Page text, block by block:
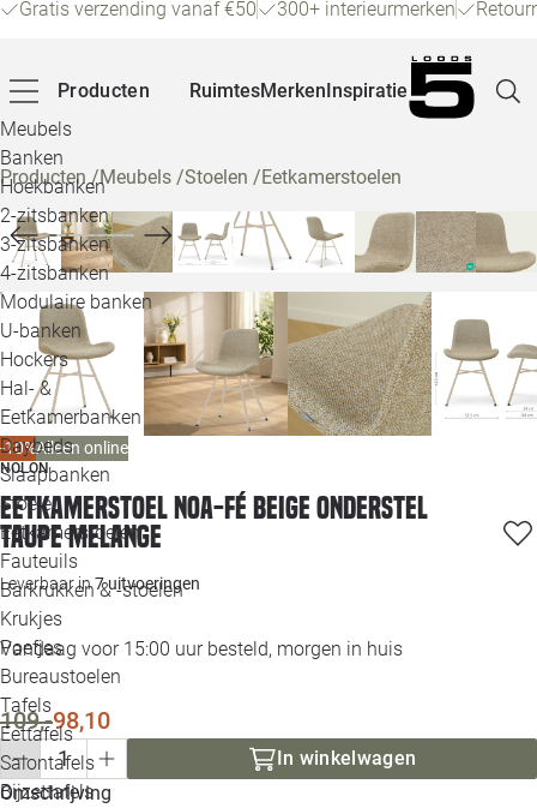
Gratis verzending vanaf €50 300+ interieurmerken
Producten
Meubels
Banken
Hoekbanken
2-zitsbanken
3-zitsbanken
4-zitsbanken
Modulaire banken
U-banken
Hockers
Hal- &
Eetkamerbanken
Daybeds
Slaapbanken
Stoelen
Eetkamerstoelen
Fauteuils
Barkrukken & -stoelen
Krukjes
Poefjes
Bureaustoelen
Tafels
Eettafels
Salontafels
Bijzettafels
RuimtesMerkenInspiratie
Producten/Meubels /Stoelen /Eetkamerstoelen
-10%Alleen online
NOLON
Eetkamerstoel Noa-Fé beige onderstel
taupe melange
Leverbaar in7 uitvoeringen
Vandaag voor 15:00 uur besteld, morgen in huis
109,-98,10
In winkelwagen
Omschrijving